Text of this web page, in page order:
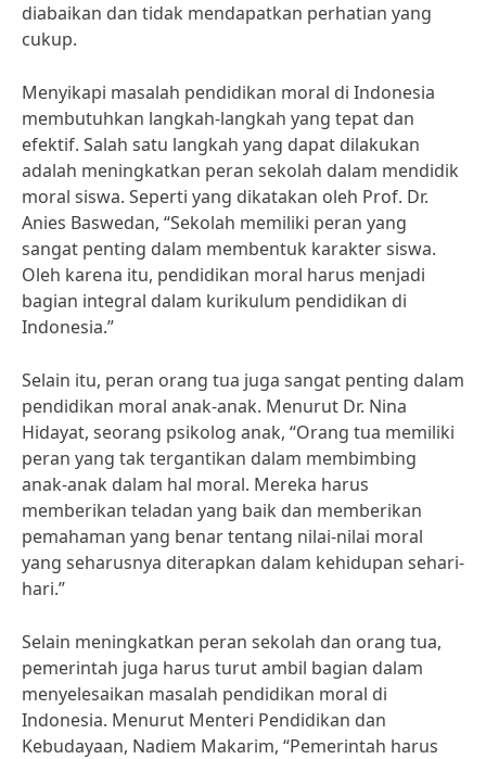
diabaikan dan tidak mendapatkan perhatian yang
cukup.
Menyikapi masalah pendidikan moral di Indonesia
membutuhkan langkah-langkah yang tepat dan
efektif. Salah satu langkah yang dapat dilakukan
adalah meningkatkan peran sekolah dalam mendidik
moral siswa. Seperti yang dikatakan oleh Prof. Dr.
Anies Baswedan, “Sekolah memiliki peran yang
sangat penting dalam membentuk karakter siswa.
Oleh karena itu, pendidikan moral harus menjadi
bagian integral dalam kurikulum pendidikan di
Indonesia.”
Selain itu, peran orang tua juga sangat penting dalam
pendidikan moral anak-anak. Menurut Dr. Nina
Hidayat, seorang psikolog anak, “Orang tua memiliki
peran yang tak tergantikan dalam membimbing
anak-anak dalam hal moral. Mereka harus
memberikan teladan yang baik dan memberikan
pemahaman yang benar tentang nilai-nilai moral
yang seharusnya diterapkan dalam kehidupan sehari-
hari.”
Selain meningkatkan peran sekolah dan orang tua,
pemerintah juga harus turut ambil bagian dalam
menyelesaikan masalah pendidikan moral di
Indonesia. Menurut Menteri Pendidikan dan
Kebudayaan, Nadiem Makarim, “Pemerintah harus